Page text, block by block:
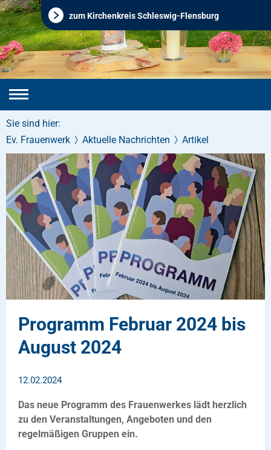
zum Kirchenkreis Schleswig-Flensburg
Sie sind hier:
Ev. Frauenwerk
Aktuelle Nachrichten Artikel
Programm Februar 2024 bis
August 2024
12.02.2024
Das neue Programm des Frauenwerkes lädt herzlich
zu den Veranstaltungen, Angeboten und den
regelmäßigen Gruppen ein.